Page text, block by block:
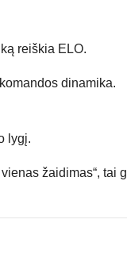
reiškia ELO.
dinamika.
lygį.
žaidimas“, tai